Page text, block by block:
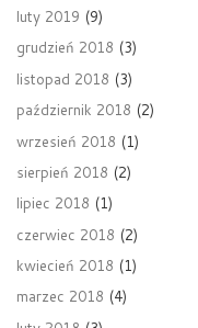
luty 2019 (9)
grudzień 2018 (3)
listopad 2018 (3)
październik 2018 (2)
wrzesień 2018 (1)
sierpień 2018 (2)
lipiec 2018 (1)
czerwiec 2018 (2)
kwiecień 2018 (1)
marzec 2018 (4)